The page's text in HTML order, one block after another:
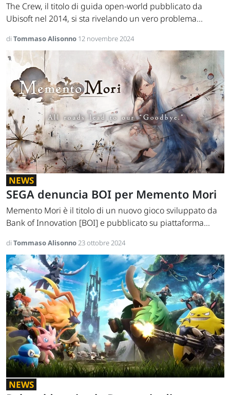
The Crew, il titolo di guida open-world pubblicato da
Ubisoft nel 2014, si sta rivelando un vero problema...
di Tommaso Alisonno 12 novembre 2024
NEWS
SEGA denuncia BOI per Memento Mori
Memento Mori è il titolo di un nuovo gioco sviluppato da
Bank of Innovation [BOI] e pubblicato su piattaforma...
di Tommaso Alisonno23 ottobre 2024
NEWS